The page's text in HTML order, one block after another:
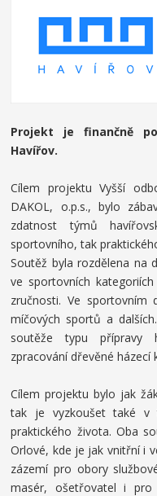
Projekt je finančně
Havířov.
Cílem projektu Vyšší
DAKOL, o.p.s., bylo
zdatnost týmů
sportovního, tak
Soutěž byla rozdělena na
ve sportovních
zručnosti. Ve sportovním
míčových sportů a
soutěže typu přípravy
zpracování dřevěné házecí
Cílem projektu bylo jak
tak je vyzkoušet také
praktického života. Oba
Orlové, kde je jak vnitřní i
zázemí pro obory
masér, ošetřovatel i